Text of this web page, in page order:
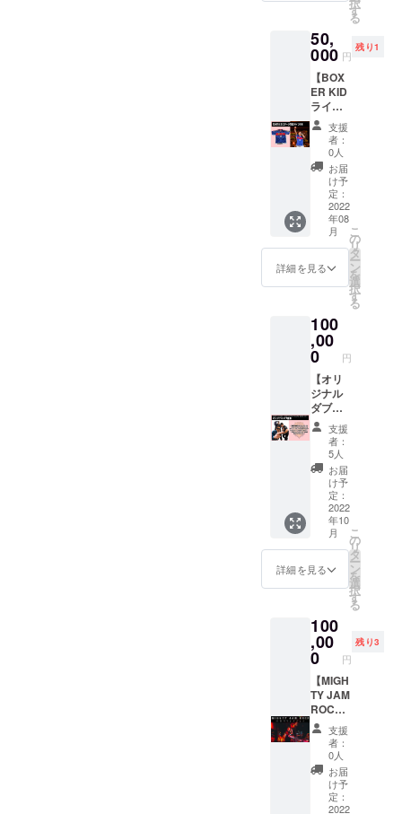
す。
ます。
・品名 :
Tシャツ
・数量 :
1 ・サ
イズ :S /
M / L /
XL /
XXL ・
素材 :
綿100%
・カ
ラー :
白 or 黒
＊デザ
変更に
なる場
す。お
届けは8
月中旬
以降と
なりま
す。
だきま
す。デ
はイラ
スト
レー
ターの
ムラサ
キ氏。
また、
KYARA
(MIGHT
Y JAM
ROCK)
による
ハイエ
ストマ
曲を使
用した
オリジ
音源
データ
をメー
ルでお
届けさ
せてい
ただき
ます。
・品名 :
フェイ
スタオ
ル＋バ
スタオ
ル＋ロ
ゴTシャ
量 :
フェイ
スタオ
バスタ
オル1枚
＋ロゴT
シャツ1
枚 ・サ
イズ :
フェイ
スタオ
KIDによ
ジナル
似顔絵
キャン
バスを
リター
ンとし
て送ら
せてい
ただき
ます。
題材と
なる画
像(写真)
データ
をお送
りいた
だいて
ます。
また、
限定ス
テッ
カーと
KYARA
(MIGHT
Y JAM
ROCK)
による
ハイエ
ストマ
ウンテ
ン出演
者の楽
曲を使
用した
オリジ
ナルMIX
をメー
ルでお
届けさ
せてい
ただき
ます。
キャン
パスサ
イズ :
244mm
×333m
m 限定
10名と
択
す
る
50,
000 円
残り1
【BOX
ER KID
ライブ
衣装 (サ
イン付
き)】
50,000
BOXER
KIDが
2017年
の「ハ
イエス
トマウ
ンテ
ジで着
用した
BOXER
JUNTA
ROによ
るサッ
カーユ
ニホー
ムをハ
ンドメ
イドで
アレン
ジした1
点物の
シャツ
(パンツ
は含ま
れませ
ん)を限
定1名の
ターン
として
お届け
しま
す。ま
た、衣
装もし
くは色
紙に直
筆のサ
インを
付けさ
せてい
ただき
支援
者：
0人
お届
け予
定：
2022
年08
月
詳細を見る
こ
の
リ
タ
ー
ン
を
選
択
す
る
100
,00
0 円
【オリ
ジナル
ダブ音
源】
100,000
MIGHT
Y JAM
ROCK(
JUMBO
MAATC
H,TAKA
FIN,BO
XER
KID)の3
しく
は、ソ
ロ曲に
よる”オ
リジナ
ルダ
ブ”を1
曲制作
いたし
ます。3
人コン
ビ曲と
ソロ曲
は同額
支援
者：
5人
お届
け予
定：
2022
年10
月
詳細を見る
こ
の
リ
タ
ー
ン
を
選
択
す
る
100
,00
0 円
残り3
【MIGH
TY JAM
ROCK
出張サ
ウンド
プレ
イ】
100,000
MIGHT
支援
者：
0人
お届
け予
定：
2022